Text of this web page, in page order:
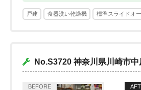
戸建 食器洗い乾燥機 標準スライドオ
No.S3720 神奈川県川崎市